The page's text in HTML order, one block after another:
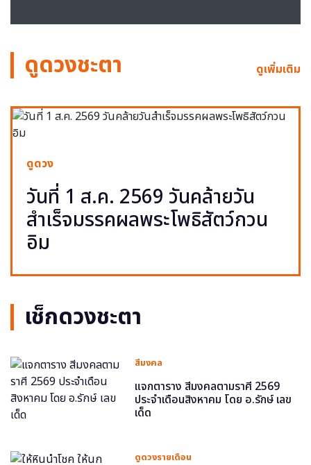
ดูดวงชะตา ดูเพิ่มเติม
ดูดวง
วันที่ 1 ส.ค. 2569 วันคล้ายวัน
สำเร็จมรรคผลพระโพธิสัตว์กวน
อิม
เช็กดวงชะตา
สีมงคล
แจกตาราง สีมงคลตามราศี 2569
ประจำเดือนสิงหาคม โดย อ.รักษ์ เลข
เด็ด
ดูดวงรายเดือน